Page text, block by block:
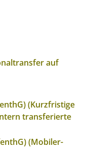
auf
(Kurzfristige
transferierte
(Mobiler-